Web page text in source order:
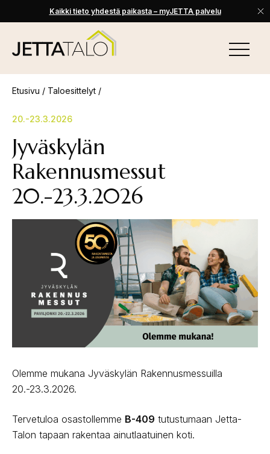
Kaikki tieto yhdestä paikasta – myJETTA palvelu
content
VALIKKO
Etusivu / Taloesittelyt /
20.-23.3.2026
Jyväskylän
Rakennusmessut
20.-23.3.2026
Olemme mukana Jyväskylän Rakennusmessuilla
20.-23.3.2026.
Tervetuloa osastollemme B-409 tutustumaan Jetta-
Talon tapaan rakentaa ainutlaatuinen koti.